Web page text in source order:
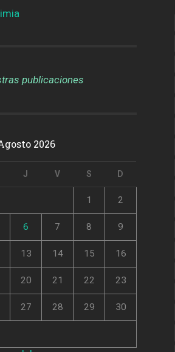
publicaciones
2026
J V S D
1 2
6 7 8 9
13 14 15 16
20 21 22 23
27 28 29 30